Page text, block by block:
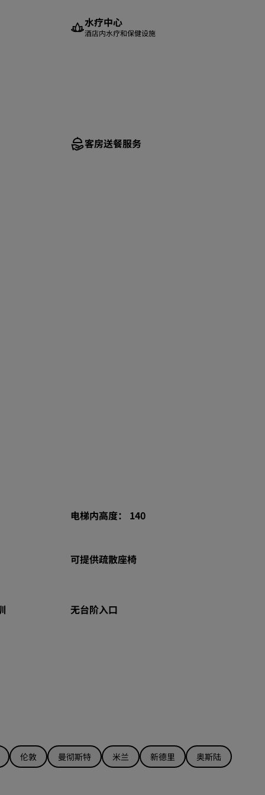
水疗中心
酒店内水疗和保健设施
客房送餐服务
电梯内高度： 140
可提供疏散座椅
无台阶入口
伦敦 曼彻斯特 米兰 新德里 奥斯陆